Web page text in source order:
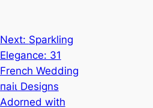
Next: Sparkling
Elegance: 31
French Wedding
паіɩ Designs
Adorned with